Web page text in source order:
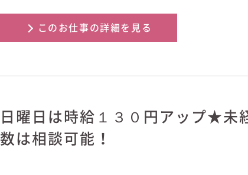
このお仕事の詳細を見る
日曜日は時給１３０円アップ★未
数は相談可能！